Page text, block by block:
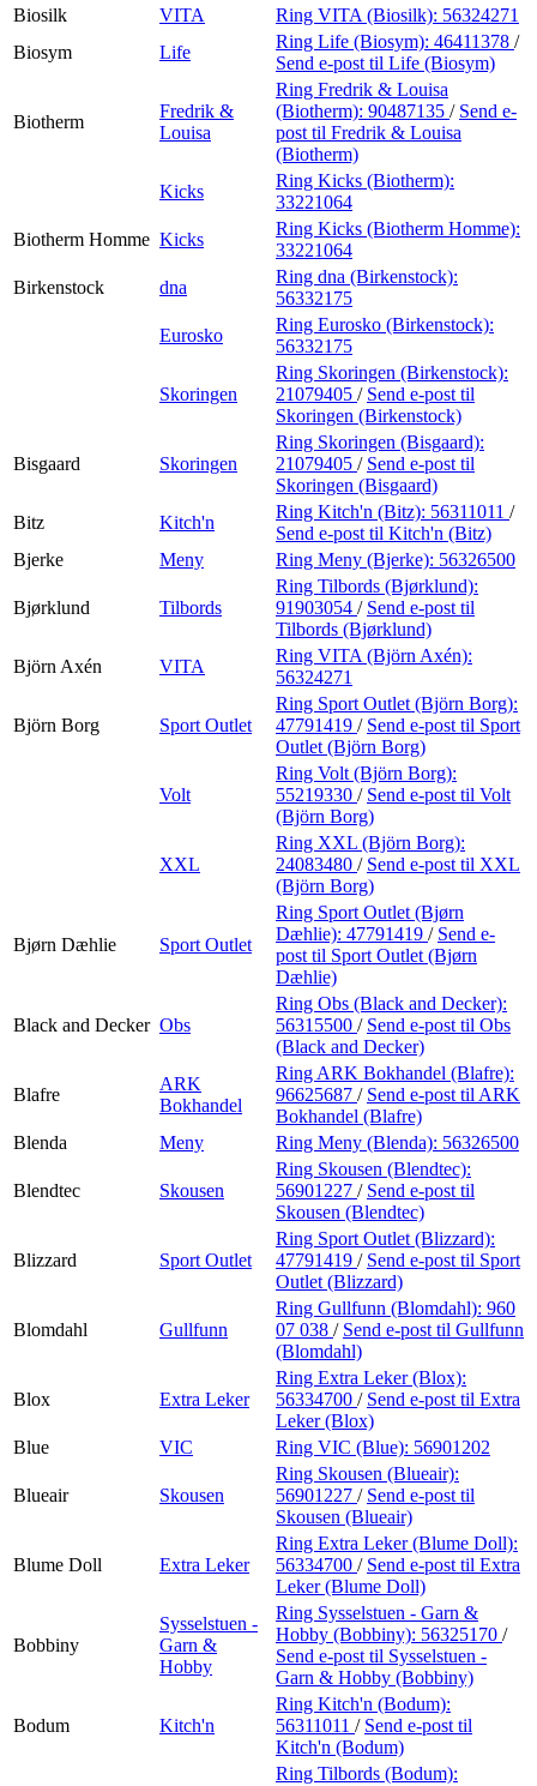
Biosilk
VITA Ring VITA (Biosilk): 56324271
Biosym
Life
Ring Life (Biosym): 46411378 /
Send e-post til Life (Biosym)
Biotherm
Fredrik &
Louisa
Ring Fredrik & Louisa
(Biotherm): 90487135 / Send e-
post til Fredrik & Louisa
(Biotherm)
Kicks
Ring Kicks (Biotherm):
33221064
Biotherm Homme Kicks
Ring Kicks (Biotherm Homme):
33221064
Birkenstock
dna
Ring dna (Birkenstock):
56332175
Eurosko
Ring Eurosko (Birkenstock):
56332175
Skoringen
Ring Skoringen (Birkenstock):
21079405 / Send e-post til
Skoringen (Birkenstock)
Bisgaard Skoringen
Ring Skoringen (Bisgaard):
21079405 / Send e-post til
Skoringen (Bisgaard)
Bitz
Kitch'n
Ring Kitch'n (Bitz): 56311011 /
Send e-post til Kitch'n (Bitz)
Bjerke
Meny Ring Meny (Bjerke): 56326500
Bjørklund Tilbords
Ring Tilbords (Bjørklund):
91903054 / Send e-post til
Tilbords (Bjørklund)
Björn Axén
VITA
Ring VITA (Björn Axén):
56324271
Björn Borg Sport Outlet
Ring Sport Outlet (Björn Borg):
47791419 / Send e-post til Sport
Outlet (Björn Borg)
Volt
Ring Volt (Björn Borg):
55219330 / Send e-post til Volt
(Björn Borg)
XXL
Ring XXL (Björn Borg):
24083480 / Send e-post til XXL
(Björn Borg)
Bjørn Dæhlie Sport Outlet
Ring Sport Outlet (Bjørn
Dæhlie): 47791419 / Send e-
post til Sport Outlet (Bjørn
Dæhlie)
Black and Decker Obs
Ring Obs (Black and Decker):
56315500 / Send e-post til Obs
(Black and Decker)
Blafre
ARK
Bokhandel
Ring ARK Bokhandel (Blafre):
96625687 / Send e-post til ARK
Bokhandel (Blafre)
Blenda
Meny Ring Meny (Blenda): 56326500
Blendtec Skousen
Ring Skousen (Blendtec):
56901227 / Send e-post til
Skousen (Blendtec)
Blizzard Sport Outlet
Ring Sport Outlet (Blizzard):
47791419 / Send e-post til Sport
Outlet (Blizzard)
Blomdahl Gullfunn
Ring Gullfunn (Blomdahl): 960
07 038 / Send e-post til Gullfunn
(Blomdahl)
Blox Extra Leker
Ring Extra Leker (Blox):
56334700 / Send e-post til Extra
Leker (Blox)
Blue
VIC Ring VIC (Blue): 56901202
Blueair Skousen
Ring Skousen (Blueair):
56901227 / Send e-post til
Skousen (Blueair)
Blume Doll Extra Leker
Ring Extra Leker (Blume Doll):
56334700 / Send e-post til Extra
Leker (Blume Doll)
Bobbiny
Sysselstuen -
Garn &
Hobby
Ring Sysselstuen - Garn &
Hobby (Bobbiny): 56325170 /
Send e-post til Sysselstuen -
Garn & Hobby (Bobbiny)
Bodum Kitch'n
Ring Kitch'n (Bodum):
56311011 / Send e-post til
Kitch'n (Bodum)
Ring Tilbords (Bodum):